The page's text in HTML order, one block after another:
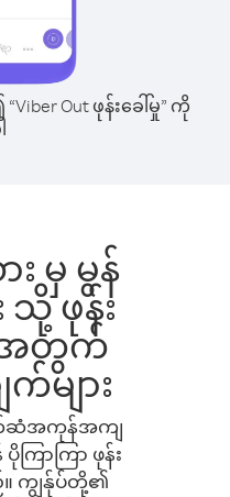
Out ဖုန်းခေါ်မှု” ကို
မှ မွန်
သို့ ဖုန်း
အတွက်
များ
က်ဆံအကုန်အကျ
ကြာကြာ ဖုန်း
။ ကျွန်ုပ်တို့၏